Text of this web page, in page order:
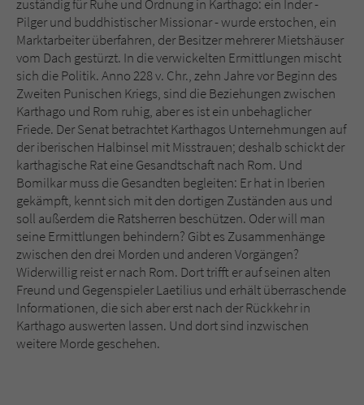
zuständig für Ruhe und Ordnung in Karthago: ein Inder -
Pilger und buddhistischer Missionar - wurde erstochen, ein
Marktarbeiter überfahren, der Besitzer mehrerer Mietshäuser
vom Dach gestürzt. In die verwickelten Ermittlungen mischt
sich die Politik. Anno 228 v. Chr., zehn Jahre vor Beginn des
Zweiten Punischen Kriegs, sind die Beziehungen zwischen
Karthago und Rom ruhig, aber es ist ein unbehaglicher
Friede. Der Senat betrachtet Karthagos Unternehmungen auf
der iberischen Halbinsel mit Misstrauen; deshalb schickt der
karthagische Rat eine Gesandtschaft nach Rom. Und
Bomilkar muss die Gesandten begleiten: Er hat in Iberien
gekämpft, kennt sich mit den dortigen Zuständen aus und
soll außerdem die Ratsherren beschützen. Oder will man
seine Ermittlungen behindern? Gibt es Zusammenhänge
zwischen den drei Morden und anderen Vorgängen?
Widerwillig reist er nach Rom. Dort trifft er auf seinen alten
Freund und Gegenspieler Laetilius und erhält überraschende
Informationen, die sich aber erst nach der Rückkehr in
Karthago auswerten lassen. Und dort sind inzwischen
weitere Morde geschehen.
Sicherheitscode des Kontaktformulars zu
überprüfen.